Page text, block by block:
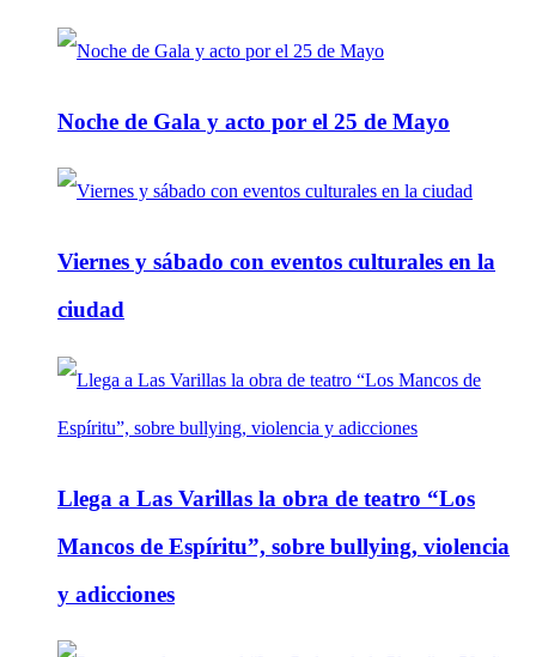
Noche de Gala y acto por el 25 de Mayo
Viernes y sábado con eventos culturales en la
ciudad
Llega a Las Varillas la obra de teatro “Los
Mancos de Espíritu”, sobre bullying, violencia
y adicciones